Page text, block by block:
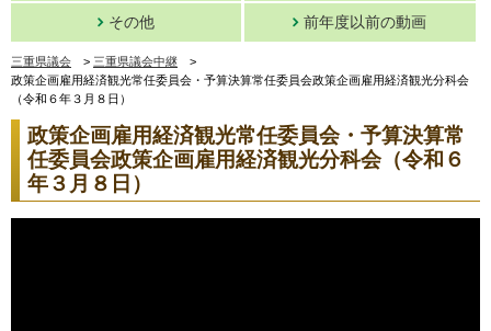
その他 前年度以前の動画
三重県議会 > 三重県議会中継 >
政策企画雇用経済観光常任委員会・予算決算常任委員会政策企画雇用経済観光分科会
（令和６年３月８日）
政策企画雇用経済観光常任委員会・予算決算常
任委員会政策企画雇用経済観光分科会（令和６
年３月８日）